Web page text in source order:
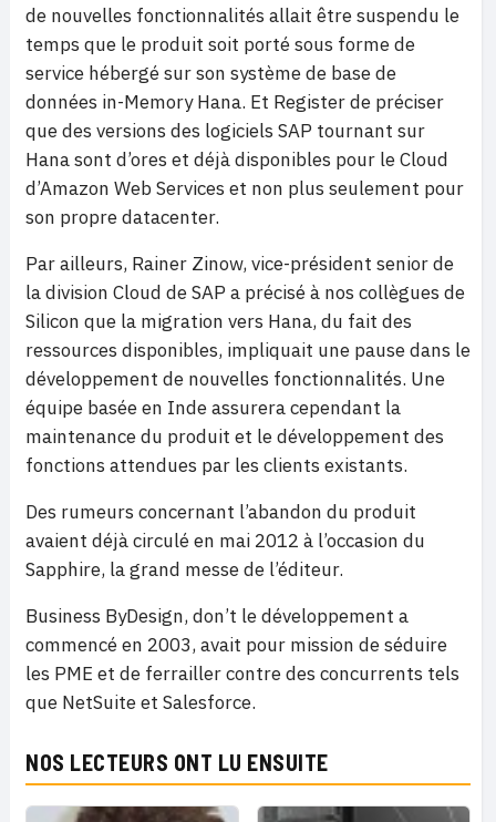
de nouvelles fonctionnalités allait être suspendu le
temps que le produit soit porté sous forme de
service hébergé sur son système de base de
données in-Memory Hana. Et Register de préciser
que des versions des logiciels SAP tournant sur
Hana sont d’ores et déjà disponibles pour le Cloud
d’Amazon Web Services et non plus seulement pour
son propre datacenter.
Par ailleurs, Rainer Zinow, vice-président senior de
la division Cloud de SAP a précisé à nos collègues de
Silicon que la migration vers Hana, du fait des
ressources disponibles, impliquait une pause dans le
développement de nouvelles fonctionnalités. Une
équipe basée en Inde assurera cependant la
maintenance du produit et le développement des
fonctions attendues par les clients existants.
Des rumeurs concernant l’abandon du produit
avaient déjà circulé en mai 2012 à l’occasion du
Sapphire, la grand messe de l’éditeur.
Business ByDesign, don’t le développement a
commencé en 2003, avait pour mission de séduire
les PME et de ferrailler contre des concurrents tels
que NetSuite et Salesforce.
NOS LECTEURS ONT LU ENSUITE